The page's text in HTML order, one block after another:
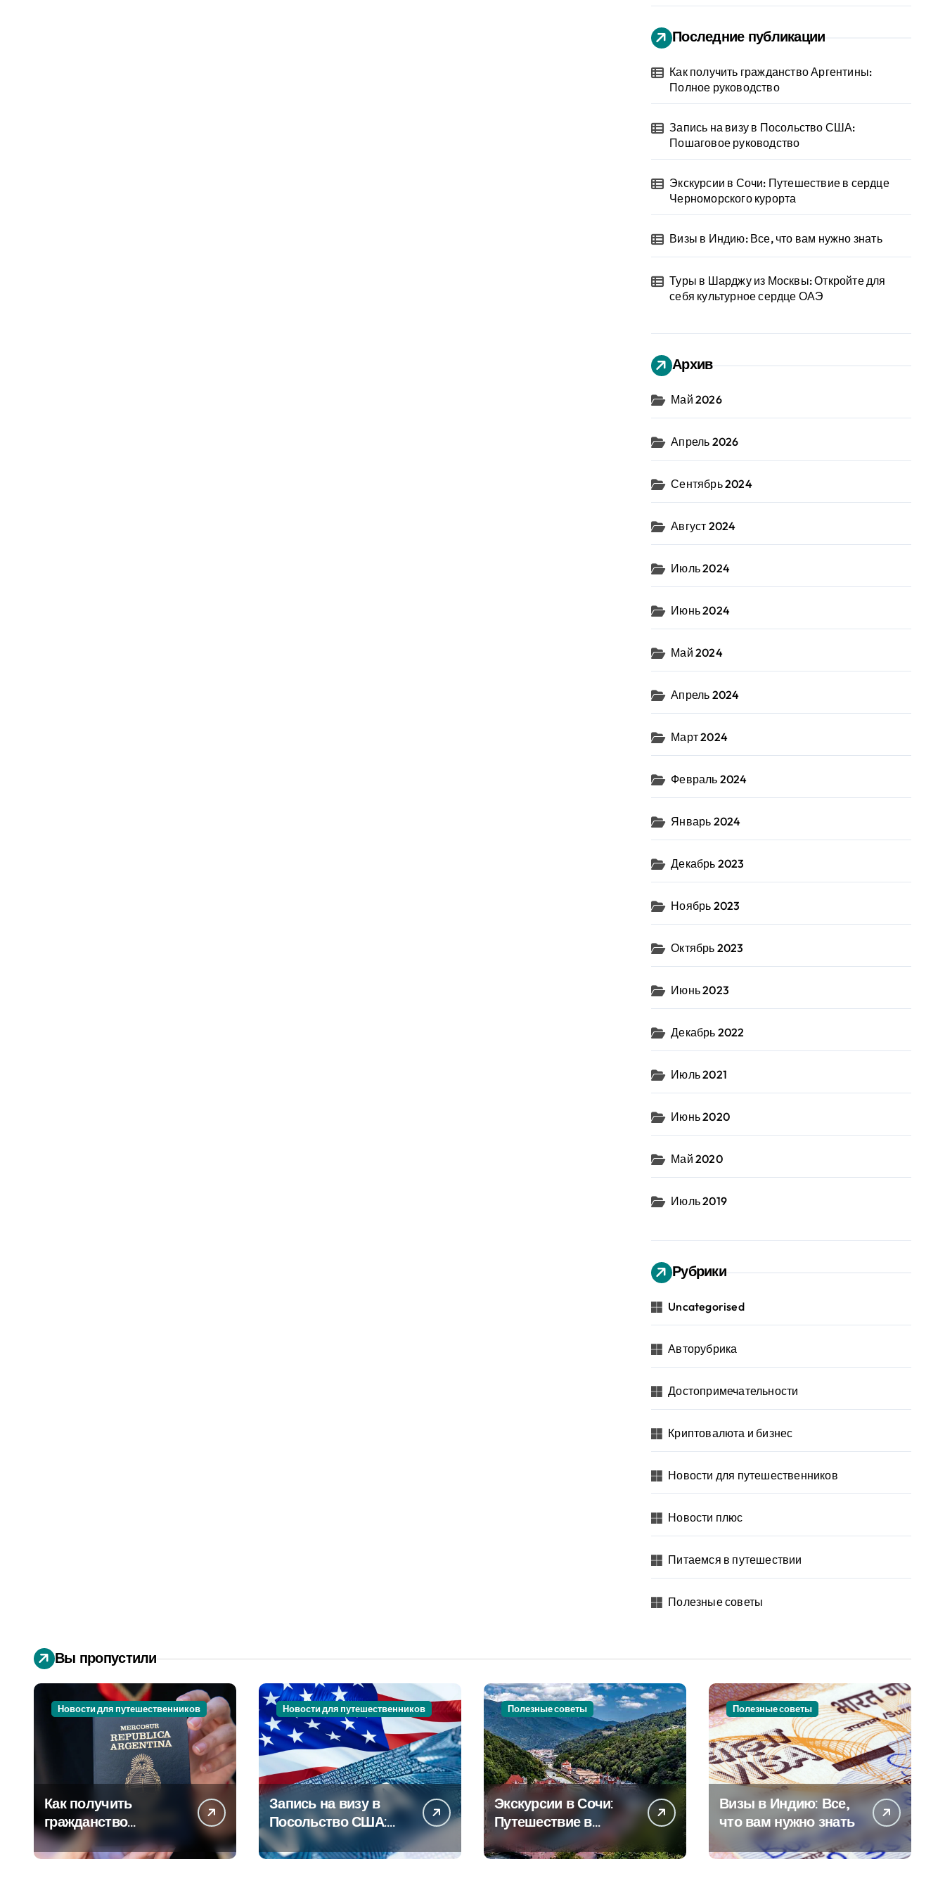
Последние публикации
Как получить гражданство Аргентины:
Полное руководство
Запись на визу в Посольство США:
Пошаговое руководство
Экскурсии в Сочи: Путешествие в сердце
Черноморского курорта
Визы в Индию: Все, что вам нужно знать
Туры в Шарджу из Москвы: Откройте для
себя культурное сердце ОАЭ
Архив
Май 2026
Апрель 2026
Сентябрь 2024
Август 2024
Июль 2024
Июнь 2024
Май 2024
Апрель 2024
Март 2024
Февраль 2024
Январь 2024
Декабрь 2023
Ноябрь 2023
Октябрь 2023
Июнь 2023
Декабрь 2022
Июль 2021
Июнь 2020
Май 2020
Июль 2019
Рубрики
Uncategorised
Авторубрика
Достопримечательности
Криптовалюта и бизнес
Новости для путешественников
Новости плюс
Питаемся в путешествии
Полезные советы
Вы пропустили
Новости для путешественников
Как получить
гражданство
Аргентины: Полное
руководство
Новости для путешественников
Запись на визу в
Посольство США:
Пошаговое
руководство
Полезные советы
Экскурсии в Сочи:
Путешествие в
сердце
Черноморского
Полезные советы
Визы в Индию: Все,
что вам нужно знать